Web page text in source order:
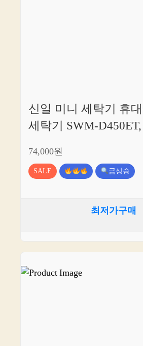
신일 미니 세탁기 휴
세탁기 SWM-
74,000원
SALE 급상승
최저가구매